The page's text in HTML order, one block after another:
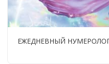
ЕЖЕДНЕВНЫЙ